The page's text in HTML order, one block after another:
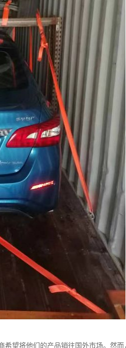
望将他们的产品销往国外市场。然而